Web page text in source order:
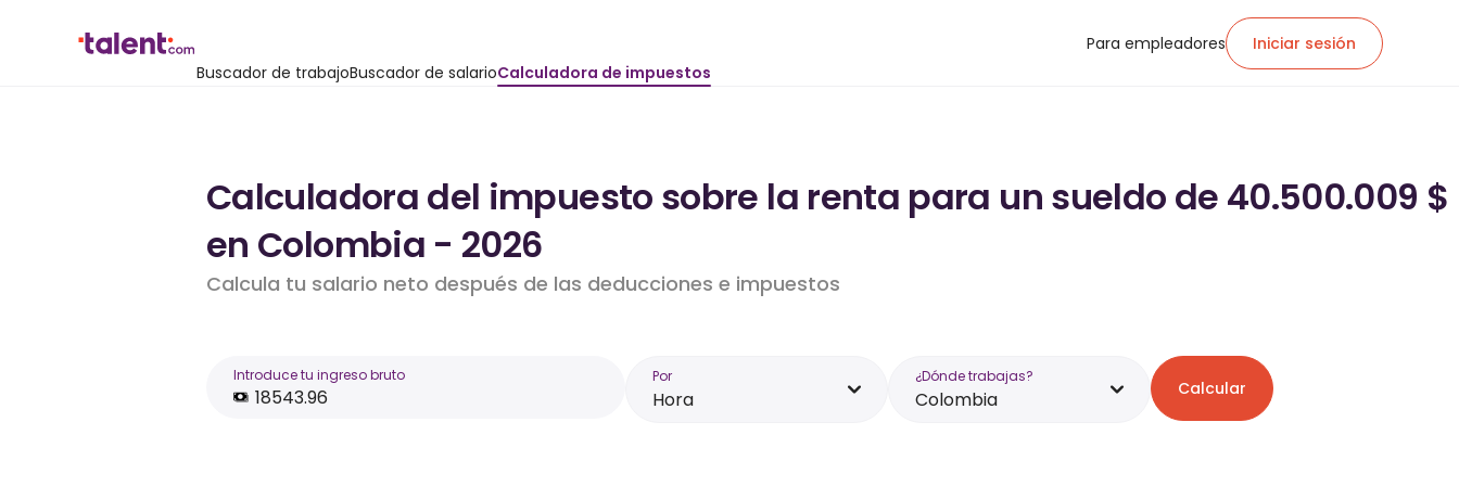
Buscador de trabajoBuscador de salarioCalculadora de impuestos
Para empleadores Iniciar sesión
Calculadora del impuesto sobre la renta para un sueldo de 40.500.009 $
en Colombia - 2026
Calcula tu salario neto después de las deducciones e impuestos
Introduce tu ingreso bruto Por
Hora
¿Dónde trabajas?
Colombia Calcular